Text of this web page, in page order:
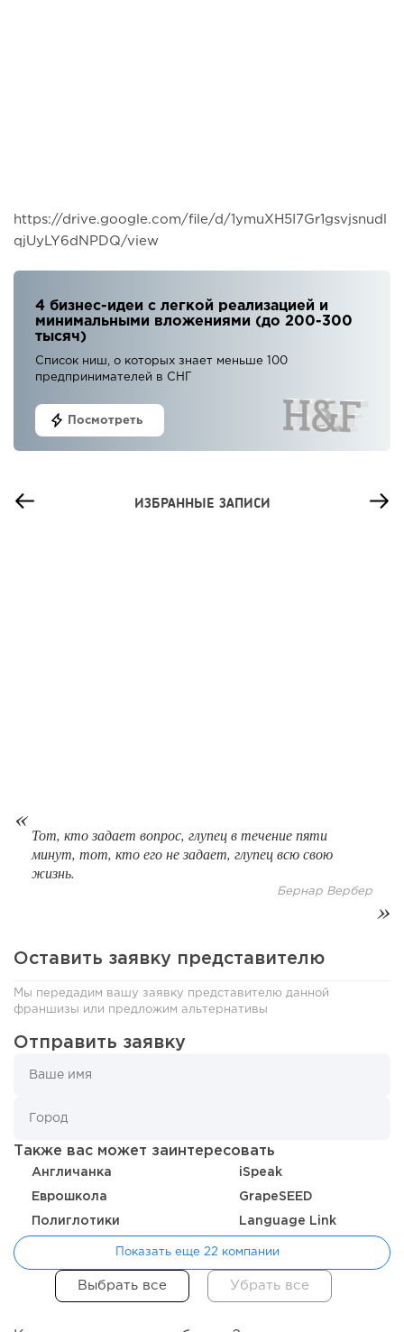
https://drive.google.com/file/d/1ymuXH5I7Gr1gsvjsnudl
qjUyLY6dNPDQ/view
4 бизнес-идеи с легкой реализацией и
минимальными вложениями (до 200-300
тысяч)
Список ниш, о которых знает меньше 100
предпринимателей в СНГ
Посмотреть
ИЗБРАННЫЕ ЗАПИСИ
129
Тот, кто задает вопрос, глупец в течение пяти
минут, тот, кто его не задает, глупец всю свою
жизнь.
Бернар Вербер
Оставить заявку представителю
Мы передадим вашу заявку представителю данной
франшизы или предложим альтернативы
Отправить заявку
Также вас может заинтересовать
Англичанка iSpeak
Еврошкола GrapeSEED
Полиглотики Language Link
Показать еще 22 компании